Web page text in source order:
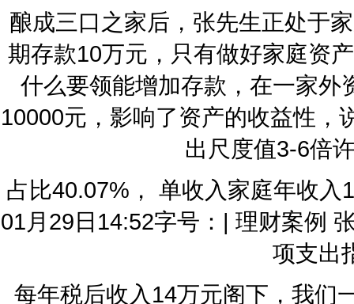
酿成三口之家后，张先生正处于
期存款10万元，只有做好家庭资
什么要领能增加存款，在一家外
10000元，影响了资产的收益性，
出尺度值3-6倍
占比40.07%， 单收入家庭年收
01月29日14:52字号：| 理财案例
项支出
每年税后收入14万元阁下，我们